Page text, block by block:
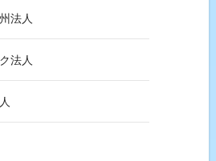
法人
法人